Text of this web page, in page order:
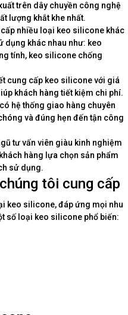
trên dây chuyền công nghệ
lượng khắt khe nhất.
nhiều loại keo silicone khác
dụng khác nhau như: keo
tính, keo silicone chống
cung cấp keo silicone với giá
khách hàng tiết kiệm chi phí.
hệ thống giao hàng chuyên
và đúng hẹn đến tận công
tư vấn viên giàu kinh nghiệm
hàng lựa chọn sản phẩm
sử dụng.
tôi cung cấp
keo silicone, đáp ứng mọi nhu
số loại keo silicone phổ biến: